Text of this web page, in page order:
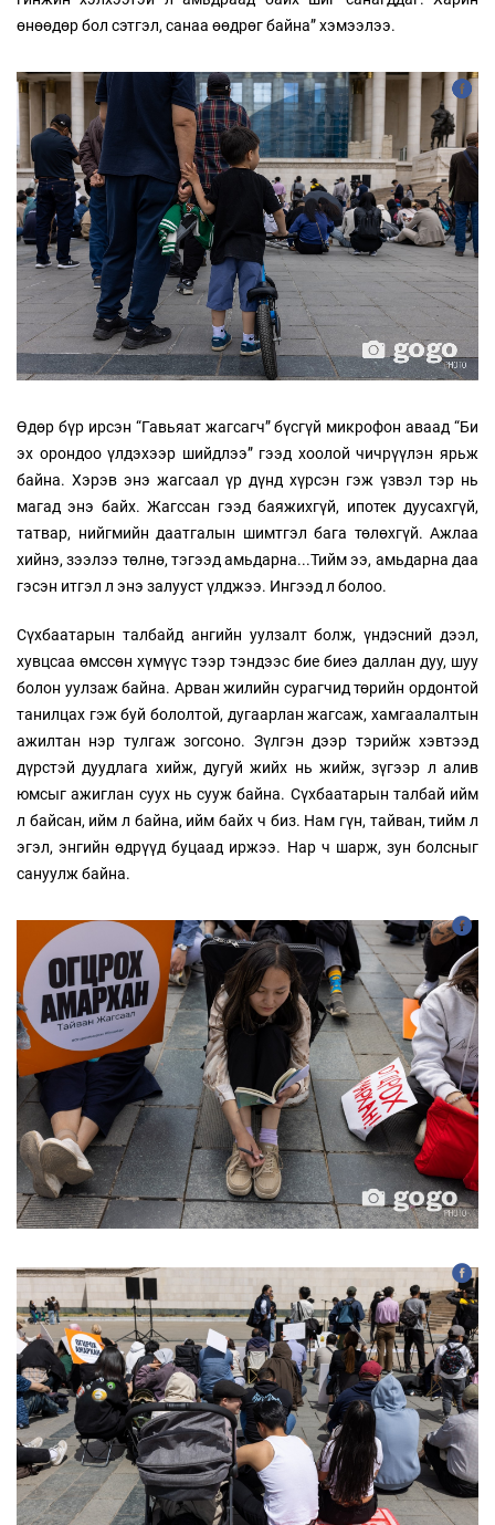
өнөөдөр бол сэтгэл, санаа өөдрөг байна” хэмээлээ.
Өдөр бүр ирсэн “Гавьяат жагсагч” бүсгүй микрофон аваад “Би
эх орондоо үлдэхээр шийдлээ” гээд хоолой чичрүүлэн ярьж
байна. Хэрэв энэ жагсаал үр дүнд хүрсэн гэж үзвэл тэр нь
магад энэ байх. Жагссан гээд баяжихгүй, ипотек дуусахгүй,
татвар, нийгмийн даатгалын шимтгэл бага төлөхгүй. Ажлаа
хийнэ, зээлээ төлнө, тэгээд амьдарна...Тийм ээ, амьдарна даа
гэсэн итгэл л энэ залууст үлджээ. Ингээд л болоо.
Сүхбаатарын талбайд ангийн уулзалт болж, үндэсний дээл,
хувцсаа өмссөн хүмүүс тээр тэндээс бие биеэ даллан дуу, шуу
болон уулзаж байна. Арван жилийн сурагчид төрийн ордонтой
танилцах гэж буй бололтой, дугаарлан жагсаж, хамгаалалтын
ажилтан нэр тулгаж зогсоно. Зүлгэн дээр тэрийж хэвтээд
дүрстэй дуудлага хийж, дугуй жийх нь жийж, зүгээр л алив
юмсыг ажиглан суух нь сууж байна. Сүхбаатарын талбай ийм
л байсан, ийм л байна, ийм байх ч биз. Нам гүн, тайван, тийм л
эгэл, энгийн өдрүүд буцаад иржээ. Нар ч шарж, зун болсныг
сануулж байна.